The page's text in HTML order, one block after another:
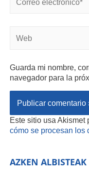
Guarda mi nombre,
navegador para la
Este sitio usa Akismet
cómo se procesan los
AZKEN ALBISTEAK